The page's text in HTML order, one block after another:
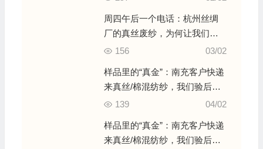
周四午后一个电话：杭州丝绸
厂的真丝废纱，为何让我们立
刻买下最近一班动车票？
03/02
156
样品里的“真金”：南充客户快递
来真丝/棉混纺纱，我们验后确
认为高档料，当场高价拍板04/02
139
样品里的“真金”：南充客户快递
来真丝/棉混纺纱，我们验后确